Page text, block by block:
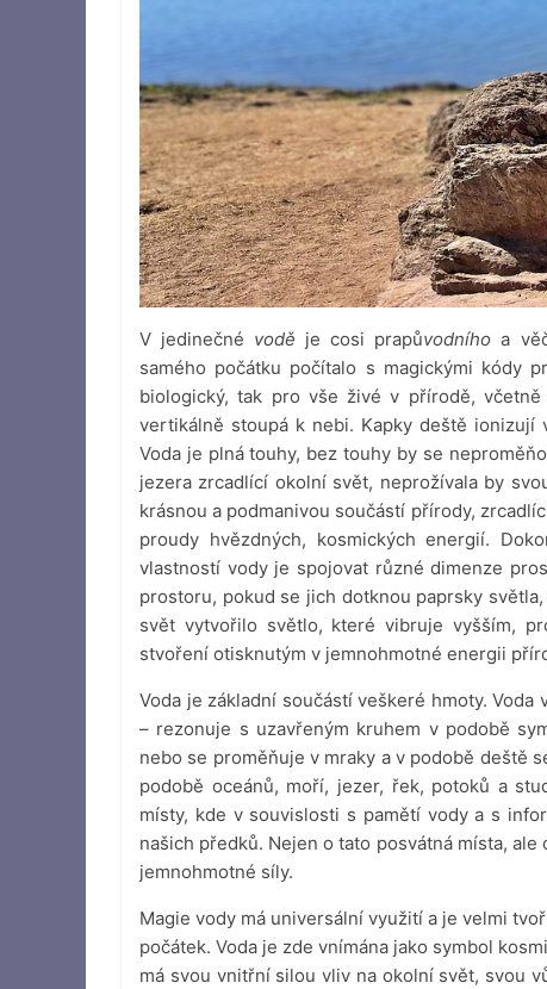
V jedinečné vodě je cosi prapůvodního a
samého počátku počítalo s magickými kódy
biologický, tak pro vše živé v přírodě,
vertikálně stoupá k nebi. Kapky deště ionizují
Voda je plná touhy, bez touhy by se
jezera zrcadlící okolní svět, neprožívala by
krásnou a podmanivou součástí přírody,
proudy hvězdných, kosmických energií.
vlastností vody je spojovat různé dimenze
prostoru, pokud se jich dotknou paprsky
svět vytvořilo světlo, které vibruje vyšším,
stvoření otisknutým v jemnohmotné energii
Voda je základní součástí veškeré hmoty.
– rezonuje s uzavřeným kruhem v podobě
nebo se proměňuje v mraky a v podobě deště
podobě oceánů, moří, jezer, řek, potoků a
místy, kde v souvislosti s pamětí vody a s
našich předků. Nejen o tato posvátná místa,
jemnohmotné síly.
Magie vody má universální využití a je velmi
počátek. Voda je zde vnímána jako symbol
má svou vnitřní silou vliv na okolní svět, svou